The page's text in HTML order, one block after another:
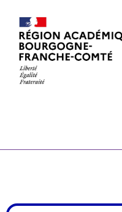
Festival